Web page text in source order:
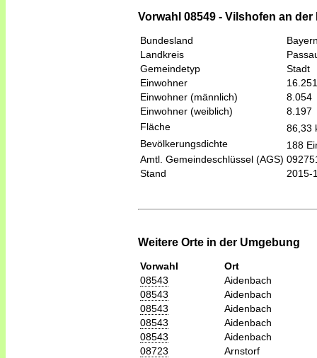
Vorwahl 08549 - Vilshofen an
Bundesland
Landkreis
Gemeindetyp
Stadt
Einwohner
16.251
Einwohner (männlich)
8.054
Einwohner (weiblich)
8.197
Fläche
86,33
Bevölkerungsdichte
188
Amtl. Gemeindeschlüssel (AGS)
Stand
2015-
Weitere Orte in der Umgebung
Vorwahl
Ort
08543
Aidenbach
08543
Aidenbach
08543
Aidenbach
08543
Aidenbach
08543
Aidenbach
08723
Arnstorf